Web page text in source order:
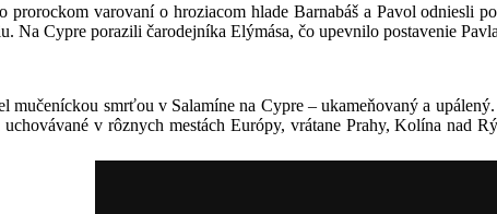
varovaní o hroziacom hlade Barnabáš a Pavol odniesli
Cypre porazili čarodejníka Elýmása, čo upevnilo postavenie
smrťou v Salamíne na Cypre – ukameňovaný a
v rôznych mestách Európy, vrátane Prahy, Kolína nad